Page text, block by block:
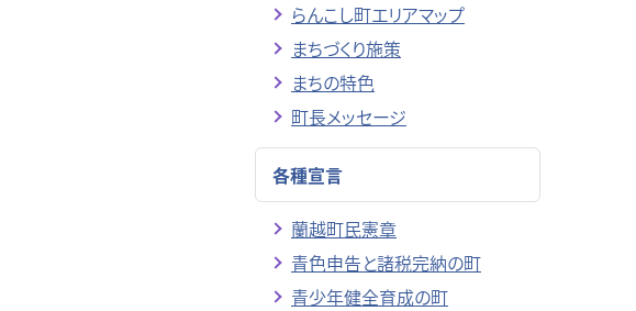
らんこし町エリアマップ
まちづくり施策
まちの特色
町長メッセージ
各種宣言
蘭越町民憲章
青色申告と諸税完納の町
青少年健全育成の町